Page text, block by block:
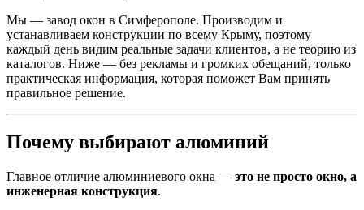
Мы — завод окон в Симферополе. Производим и
устанавливаем конструкции по всему Крыму, поэтому
каждый день видим реальные задачи клиентов, а не теорию из
каталогов. Ниже — без рекламы и громких обещаний, только
практическая информация, которая поможет Вам принять
правильное решение.
Почему выбирают алюминий
Главное отличие алюминиевого окна — это не просто окно, а
инженерная конструкция.